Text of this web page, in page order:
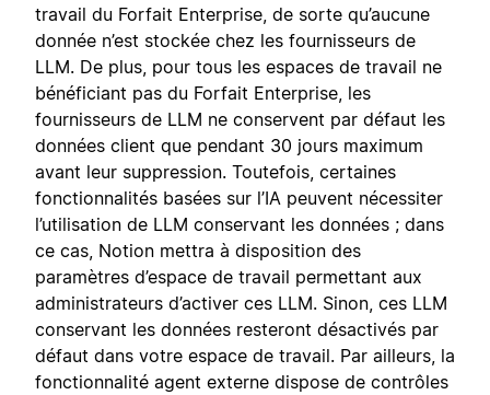
travail du Forfait Enterprise, de sorte qu’aucune
donnée n’est stockée chez les fournisseurs de
LLM. De plus, pour tous les espaces de travail ne
bénéficiant pas du Forfait Enterprise, les
fournisseurs de LLM ne conservent par défaut les
données client que pendant 30 jours maximum
avant leur suppression. Toutefois, certaines
fonctionnalités basées sur l’IA peuvent nécessiter
l’utilisation de LLM conservant les données ; dans
ce cas, Notion mettra à disposition des
paramètres d’espace de travail permettant aux
administrateurs d’activer ces LLM. Sinon, ces LLM
conservant les données resteront désactivés par
défaut dans votre espace de travail. Par ailleurs, la
fonctionnalité agent externe dispose de contrôles